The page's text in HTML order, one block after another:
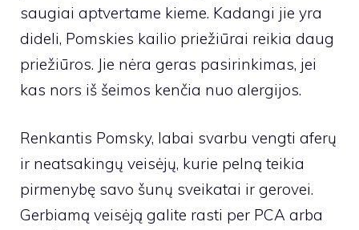
saugiai aptvertame kieme. Kadangi jie yra
dideli, Pomskies kailio priežiūrai reikia daug
priežiūros. Jie nėra geras pasirinkimas, jei
kas nors iš šeimos kenčia nuo alergijos.
Renkantis Pomsky, labai svarbu vengti aferų
ir neatsakingų veisėjų, kurie pelną teikia
pirmenybę savo šunų sveikatai ir gerovei.
Gerbiamą veisėją galite rasti per PCA arba